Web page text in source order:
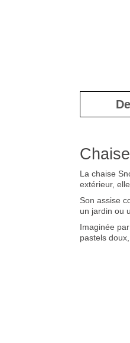
La chaise
extérieur,
Son assise
un jardin ou
Imaginée
pastels